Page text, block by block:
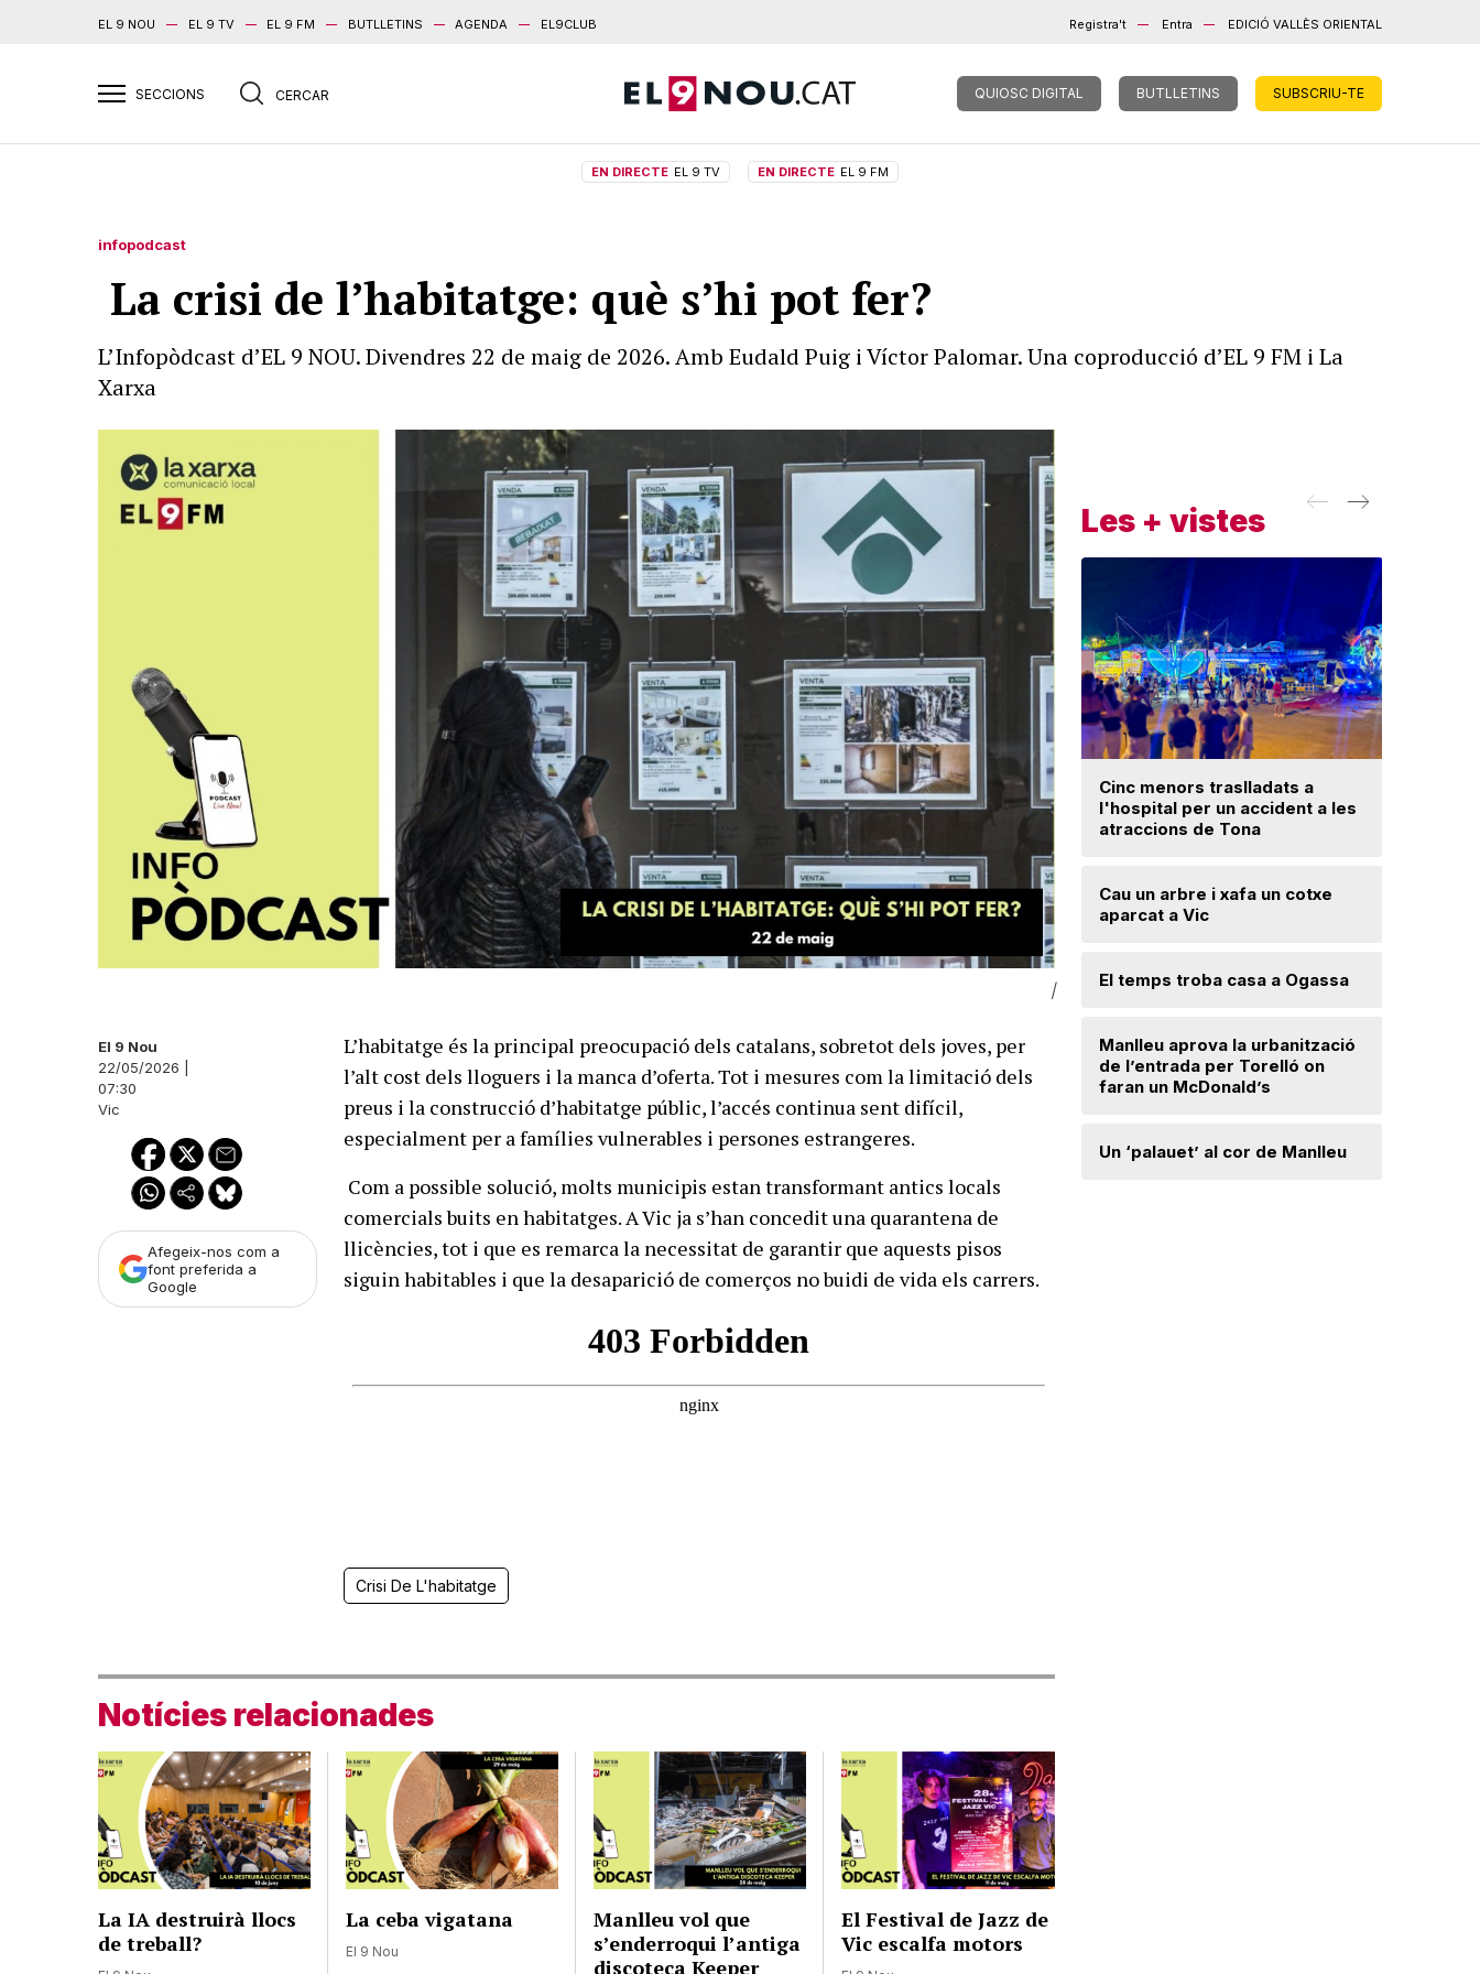
EL 9 NOU EL 9 TV EL 9 FM BUTLLETINS AGENDA EL9CLUB Registra't Entra EDICIÓ VALLÈS ORIENTAL
QUIOSC DIGITAL BUTLLETINS SUBSCRIU-TE
EN DIRECTE EL 9 TV EN DIRECTE EL 9 FM
infopodcast
La crisi de l’habitatge: què s’hi pot fer?
L’Infopòdcast d’EL 9 NOU. Divendres 22 de maig de 2026. Amb Eudald Puig i Víctor Palomar. Una coproducció d’EL 9 FM i La
Xarxa
|
El 9 Nou
22/05/2026 |
07:30
Vic
Afegeix-nos com a
font preferida a
Google
L’habitatge és la principal preocupació dels catalans, sobretot dels joves, per
l’alt cost dels lloguers i la manca d’oferta. Tot i mesures com la limitació dels
preus i la construcció d’habitatge públic, l’accés continua sent difícil,
especialment per a famílies vulnerables i persones estrangeres.
Com a possible solució, molts municipis estan transformant antics locals
comercials buits en habitatges. A Vic ja s’han concedit una quarantena de
llicències, tot i que es remarca la necessitat de garantir que aquests pisos
siguin habitables i que la desaparició de comerços no buidi de vida els carrers.
Crisi De L'habitatge
Notícies relacionades
La IA destruirà llocs
de treball?
La ceba vigatana
El 9 Nou
Manlleu vol que
s’enderroqui l’antiga
discoteca Keeper
El Festival de Jazz de
Vic escalfa motors
Les + vistes
Cinc menors traslladats a
l'hospital per un accident a les
atraccions de Tona
Cau un arbre i xafa un cotxe
aparcat a Vic
El temps troba casa a Ogassa
Manlleu aprova la urbanització
de l’entrada per Torelló on
faran un McDonald’s
Un ‘palauet’ al cor de Manlleu